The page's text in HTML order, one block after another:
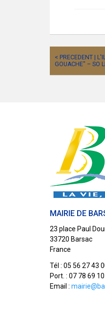
< PRECEDENT |
GOUACHE" – SO
MAIRIE DE
23 place Paul
33720 Barsac
France
Tél : 05 56 27 43
Port. : 07 78 69
Email :